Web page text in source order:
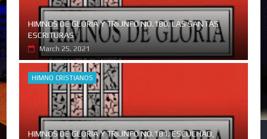
HIMNOS DE GLORIA Y TRIUNFO NO.180. LAS SANTAS
ESCRITURAS
March 25, 2021
HIMNO CRISTIANOS
HIMNOS DE GLORIA Y TRIUNFO NO.181. ESCUCHAD,